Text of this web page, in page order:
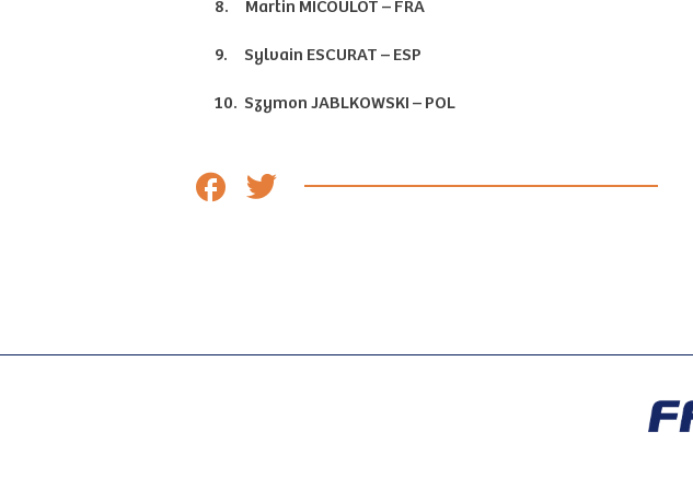
8. Martin MICOULOT – FRA
9. Sylvain ESCURAT – ESP
10. Szymon JABLKOWSKI – POL